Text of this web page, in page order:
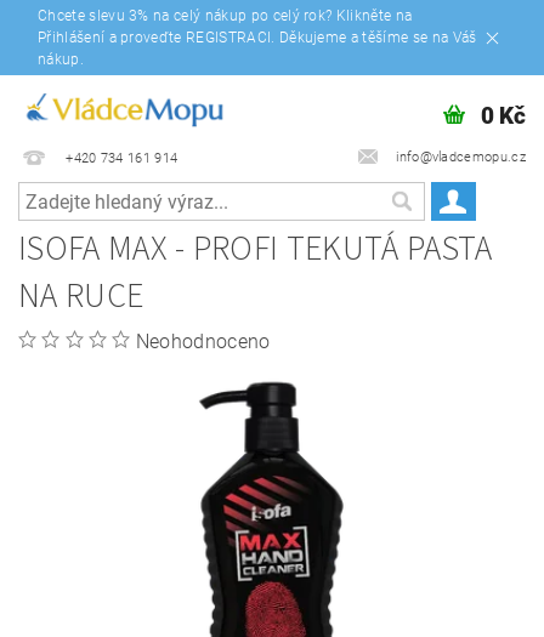
Chcete slevu 3% na celý nákup po celý rok? Klikněte na
Přihlášení a proveďte REGISTRACI. Děkujeme a těšíme se na Váš
nákup.
+420 734 161 914 info@vladcemopu.cz
0 Kč
ISOFA MAX - PROFI TEKUTÁ PASTA
NA RUCE
Neohodnoceno